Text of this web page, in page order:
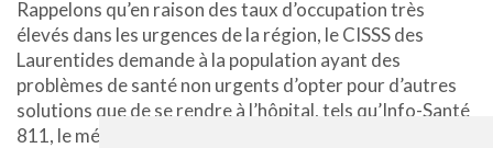
Rappelons qu’en raison des taux d’occupation très
élevés dans les urgences de la région, le CISSS des
Laurentides demande à la population ayant des
problèmes de santé non urgents d’opter pour d’autres
solutions que de se rendre à l’hôpital, tels qu’Info-Santé
811, le médecin de famille, le GAP ou le réseau de